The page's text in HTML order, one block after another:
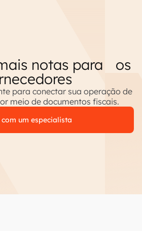
notas para os
para conectar sua operação de
meio de documentos fiscais.
com um especialista